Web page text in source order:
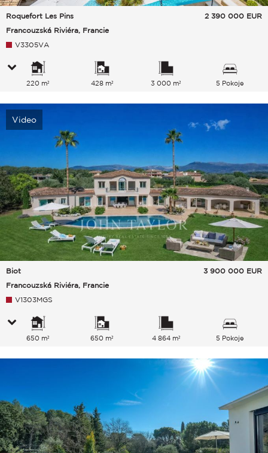
Roquefort Les Pins
Francouzská Riviéra, Francie
2 390 000 EUR
V3305VA
220 m² 428 m² 3 000 m² 5 Pokoje
Video
Biot
Francouzská Riviéra, Francie
3 900 000 EUR
V1303MGS
650 m² 650 m² 4 864 m² 5 Pokoje